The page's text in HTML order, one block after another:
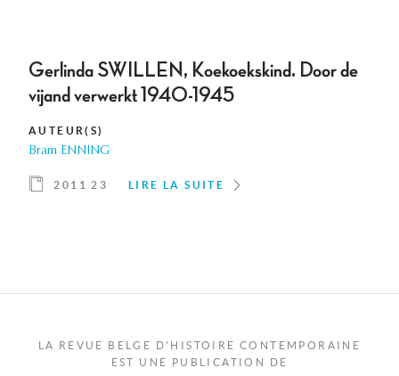
Gerlinda SWILLEN, Koekoekskind. Door de
vijand verwerkt 1940-1945
AUTEUR(S)
Bram ENNING
2011 23 LIRE LA SUITE
LA REVUE BELGE D'HISTOIRE CONTEMPORAINE
EST UNE PUBLICATION DE